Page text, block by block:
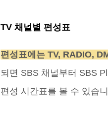
TV 채널별 편성표
편성표에는 TV, RADIO,
되면 SBS 채널부터 SBS
편성 시간표를 볼 수 있습